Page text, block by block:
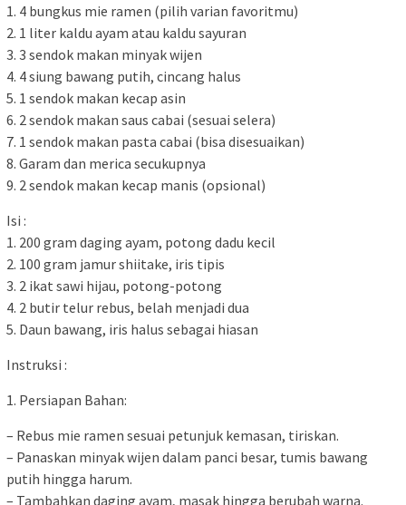
1. 4 bungkus mie ramen (pilih varian favoritmu)
2. 1 liter kaldu ayam atau kaldu sayuran
3. 3 sendok makan minyak wijen
4. 4 siung bawang putih, cincang halus
5. 1 sendok makan kecap asin
6. 2 sendok makan saus cabai (sesuai selera)
7. 1 sendok makan pasta cabai (bisa disesuaikan)
8. Garam dan merica secukupnya
9. 2 sendok makan kecap manis (opsional)
Isi :
1. 200 gram daging ayam, potong dadu kecil
2. 100 gram jamur shiitake, iris tipis
3. 2 ikat sawi hijau, potong-potong
4. 2 butir telur rebus, belah menjadi dua
5. Daun bawang, iris halus sebagai hiasan
Instruksi :
1. Persiapan Bahan:
– Rebus mie ramen sesuai petunjuk kemasan, tiriskan.
– Panaskan minyak wijen dalam panci besar, tumis bawang
putih hingga harum.
– Tambahkan daging ayam, masak hingga berubah warna.